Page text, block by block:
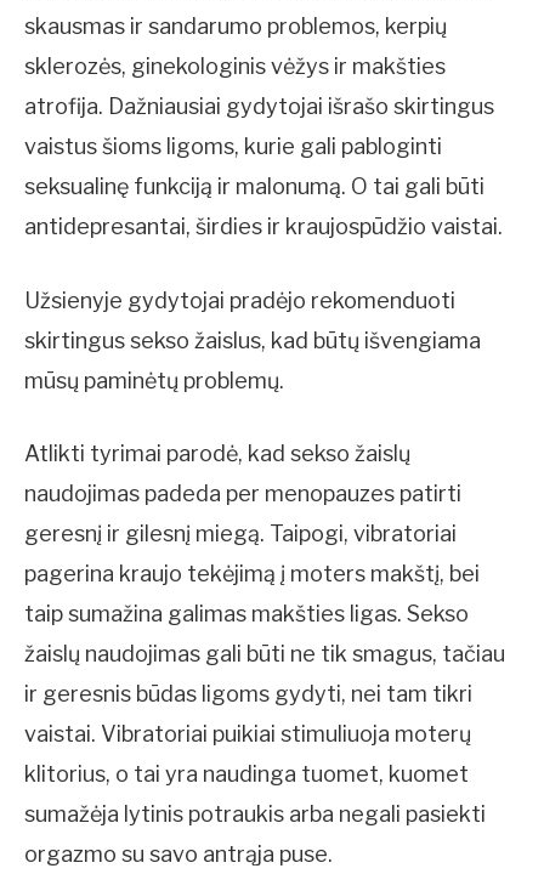
skausmas ir sandarumo problemos, kerpių
sklerozės, ginekologinis vėžys ir makšties
atrofija. Dažniausiai gydytojai išrašo skirtingus
vaistus šioms ligoms, kurie gali pabloginti
seksualinę funkciją ir malonumą. O tai gali būti
antidepresantai, širdies ir kraujospūdžio vaistai.
Užsienyje gydytojai pradėjo rekomenduoti
skirtingus sekso žaislus, kad būtų išvengiama
mūsų paminėtų problemų.
Atlikti tyrimai parodė, kad sekso žaislų
naudojimas padeda per menopauzes patirti
geresnį ir gilesnį miegą. Taipogi, vibratoriai
pagerina kraujo tekėjimą į moters makštį, bei
taip sumažina galimas makšties ligas. Sekso
žaislų naudojimas gali būti ne tik smagus, tačiau
ir geresnis būdas ligoms gydyti, nei tam tikri
vaistai. Vibratoriai puikiai stimuliuoja moterų
klitorius, o tai yra naudinga tuomet, kuomet
sumažėja lytinis potraukis arba negali pasiekti
orgazmo su savo antrąja puse.